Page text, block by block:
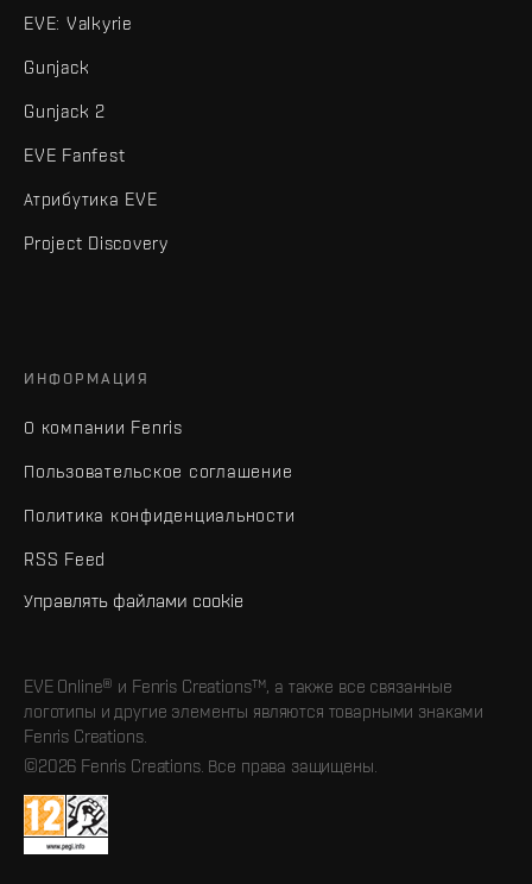
EVE: Valkyrie
Gunjack
Gunjack 2
EVE Fanfest
Атрибутика EVE
Project Discovery
ИНФОРМАЦИЯ
О компании Fenris
Пользовательское соглашение
Политика конфиденциальности
RSS Feed
Управлять файлами cookie
EVE Online® и Fenris Creations™, а также все связанные
логотипы и другие элементы являются товарными знаками
Fenris Creations.
©2026 Fenris Creations. Все права защищены.